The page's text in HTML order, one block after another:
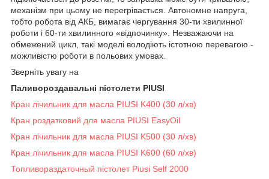
механізм при цьому не перегрівається. Автономне напруга,
тобто робота від АКБ, вимагає чергування 30-ти хвилинної
роботи і 60-ти хвилинного «відпочинку». Незважаючи на
обмежений цикл, такі моделі володіють істотною перевагою -
можливістю роботи в польових умовах.
Зверніть увагу на
Паливороздавальні пістолети PIUSI
Кран лічильник для масла PIUSI K400 (30 л/хв)
Кран роздатковий для масла PIUSI EasyOil
Кран лічильник для масла PIUSI K500 (30 л/хв)
Кран лічильник для масла PIUSI K600 (60 л/хв)
Топливораздаточный пістолет Piusi Self 2000